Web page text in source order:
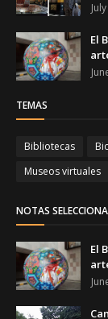
El
TEMAS
Bibliotecas
Museos virtuales
NOTAS
El